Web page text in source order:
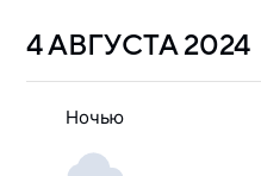
4 АВГУСТА2024
Ночью